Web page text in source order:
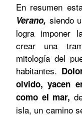
En resumen
Verano, siendo
logra imponer
crear una
mitología del
habitantes.
olvido, yacen
como el mar,
isla, un camino